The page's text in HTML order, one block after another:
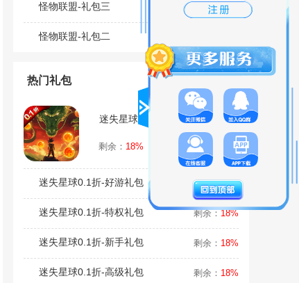
怪物联盟-礼包三 剩余：1%
怪物联盟-礼包二
热门礼包
迷失星球0.1折-初级礼包
剩余： 18%
领取
迷失星球0.1折-好游礼包 剩余：18%
迷失星球0.1折-特权礼包 剩余：18%
迷失星球0.1折-新手礼包 剩余： 18%
迷失星球0.1折-高级礼包 剩余： 18%